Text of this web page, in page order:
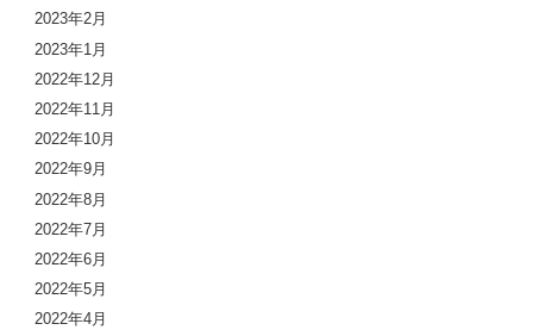
2023年2月
2023年1月
2022年12月
2022年11月
2022年10月
2022年9月
2022年8月
2022年7月
2022年6月
2022年5月
2022年4月